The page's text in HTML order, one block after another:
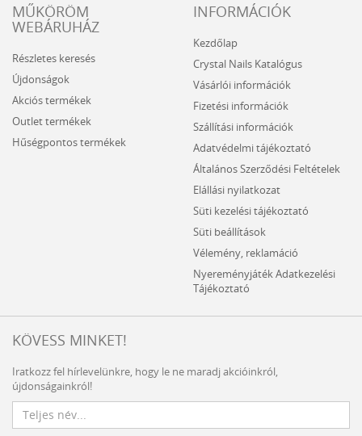
MŰKÖRÖM
WEBÁRUHÁZ
Részletes keresés
Újdonságok
Akciós termékek
Outlet termékek
Hűségpontos termékek
INFORMÁCIÓK
Kezdőlap
Crystal Nails Katalógus
Vásárlói információk
Fizetési információk
Szállítási információk
Adatvédelmi tájékoztató
Általános Szerződési Feltételek
Elállási nyilatkozat
Süti kezelési tájékoztató
Süti beállítások
Vélemény, reklamáció
Nyereményjáték Adatkezelési
Tájékoztató
KÖVESS MINKET!
Iratkozz fel hírlevelünkre, hogy le ne maradj akcióinkról,
újdonságainkról!